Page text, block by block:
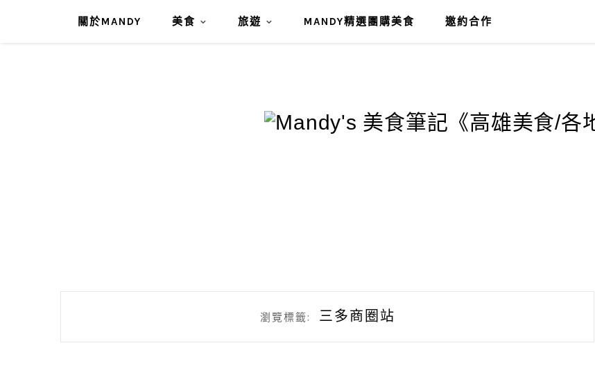
關於MANDY 美食 旅遊 MANDY精選團購美食 邀約合作
瀏覽標籤: 三多商圈站